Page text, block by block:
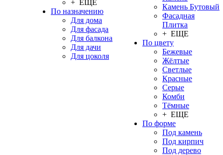
+ ЕЩЕ
По назначению
Для дома
Для фасада
Для балкона
Для дачи
Для цоколя
Камень Бутовый
Фасадная
Плитка
+ ЕЩЕ
По цвету
Бежевые
Жёлтые
Светлые
Красные
Серые
Комби
Тёмные
+ ЕЩЕ
По форме
Под камень
Под кирпич
Под дерево